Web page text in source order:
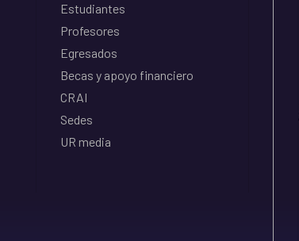
Estudiantes
Profesores
Egresados
Becas y apoyo financiero
CRAI
Sedes
UR media